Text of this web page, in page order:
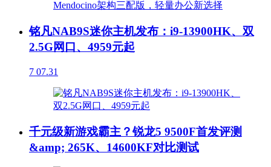
铭凡NAB9S迷你主机发布：i9-13900HK、双
2.5G网口、4959元起
7 07.31
千元级新游戏霸主？锐龙5 9500F首发评测
&amp; 265K、14600KF对比测试